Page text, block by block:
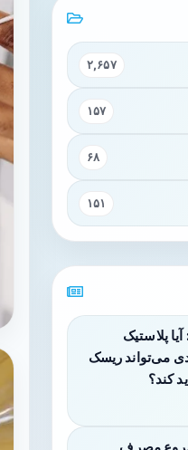
۲,۶۵۷
۱۵۷
۶۸
۱۵۱
پلاستیک
می‌تواند ریسک
کند؟